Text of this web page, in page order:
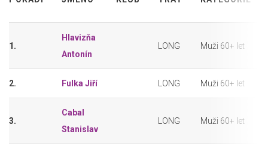
1.
Hlavizňa
Antonín
LONG Muži 60+ let
2. Fulka Jiří LONG Muži 60+ let
3.
Cabal
Stanislav
LONG Muži 60+ let